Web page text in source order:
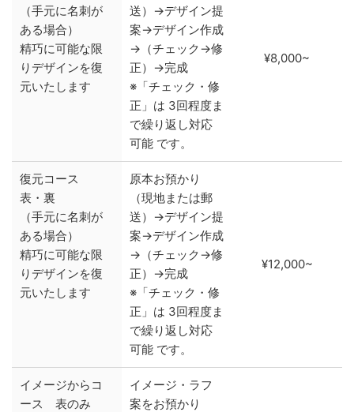
（手元に名刺が
ある場合）
精巧に可能な限
りデザインを復
元いたします
送）→デザイン提
案→デザイン作成
→（チェック→修
正）→完成
※「チェック・修
正」は 3回程度ま
で繰り返し対応
可能 です。
¥8,000~
復元コース
表・裏
（手元に名刺が
ある場合）
精巧に可能な限
りデザインを復
元いたします
原本お預かり
（現地または郵
送）→デザイン提
案→デザイン作成
→（チェック→修
正）→完成
※「チェック・修
正」は 3回程度ま
で繰り返し対応
可能 です。
¥12,000~
イメージからコ
ース 表のみ
イメージ・ラフ
案をお預かり